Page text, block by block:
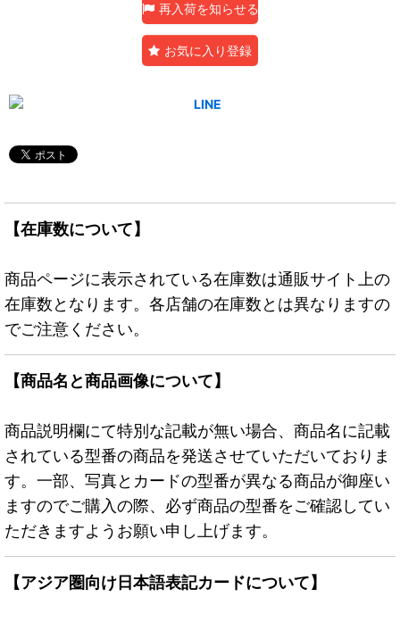
再入荷を知らせる
お気に入り登録
【在庫数について】
商品ページに表示されている在庫数は通販サイト上の
在庫数となります。各店舗の在庫数とは異なりますの
でご注意ください。
【商品名と商品画像について】
商品説明欄にて特別な記載が無い場合、商品名に記載
されている型番の商品を発送させていただいておりま
す。一部、写真とカードの型番が異なる商品が御座い
ますのでご購入の際、必ず商品の型番をご確認してい
ただきますようお願い申し上げます。
【アジア圏向け日本語表記カードについて】